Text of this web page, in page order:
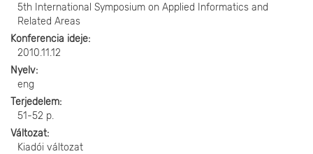
5th International Symposium on Applied Informatics and
Related Areas
Konferencia ideje
2010.11.12
Nyelv
eng
Terjedelem
51-52 p.
Változat
Kiadói változat